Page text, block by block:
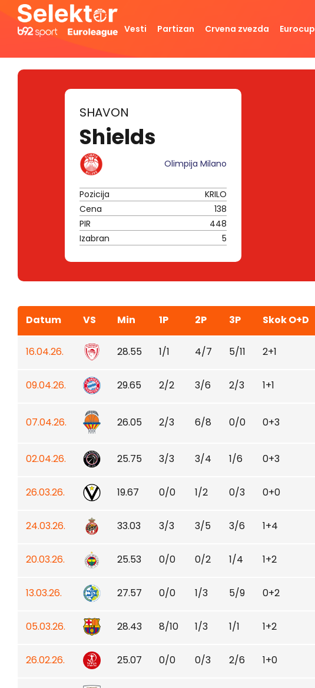
Vesti Partizan Crvena zvezda Eurocup
SHAVON
Shields
Olimpija Milano
Pozicija
KRILO
Cena
138
PIR
448
Izabran
5
Datum VS Min 1P 2P 3P Skok O+D
16.04.26. 28.55 1/1 4/7 5/11 2+1
09.04.26. 29.65 2/2 3/6 2/3 1+1
07.04.26. 26.05 2/3 6/8 0/0 0+3
02.04.26. 25.75 3/3 3/4 1/6 0+3
26.03.26. 19.67 0/0 1/2 0/3 0+0
24.03.26. 33.03 3/3 3/5 3/6 1+4
20.03.26. 25.53 0/0 0/2 1/4 1+2
13.03.26. 27.57 0/0 1/3 5/9 0+2
05.03.26. 28.43 8/10 1/3 1/1 1+2
26.02.26. 25.07 0/0 0/3 2/6 1+0